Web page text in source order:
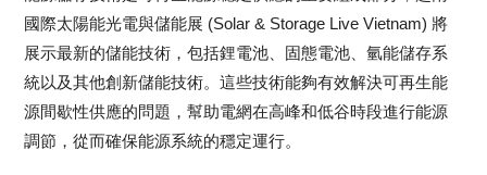
國際太陽能光電與儲能展 (Solar & Storage Live Vietnam) 將
展示最新的儲能技術，包括鋰電池、固態電池、氫能儲存系
統以及其他創新儲能技術。這些技術能夠有效解決可再生能
源間歇性供應的問題，幫助電網在高峰和低谷時段進行能源
調節，從而確保能源系統的穩定運行。